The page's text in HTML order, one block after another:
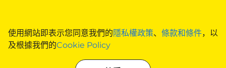
使用網站即表示您同意我們的隱私權政策、 條款和條件，以
及根據我們的Cookie Policy